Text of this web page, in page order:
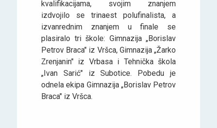
kvalifikacijama, svojim znanjem
izdvojilo se trinaest polufinalista, a
izvanrednim znanjem u finale se
plasiralo tri škole: Gimnazija „Borislav
Petrov Braca" iz Vršca, Gimnazija „Žarko
Zrenjanin" iz Vrbasa i Tehnička škola
„Ivan Sarić" iz Subotice. Pobedu je
odnela ekipa Gimnazija „Borislav Petrov
Braca" iz Vršca.